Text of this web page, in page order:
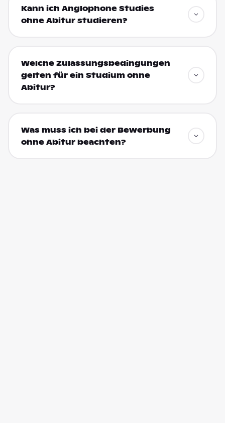
Kann ich Anglophone Studies
ohne Abitur studieren?
Welche Zulassungsbedingungen
gelten für ein Studium ohne
Abitur?
Was muss ich bei der Bewerbung
ohne Abitur beachten?